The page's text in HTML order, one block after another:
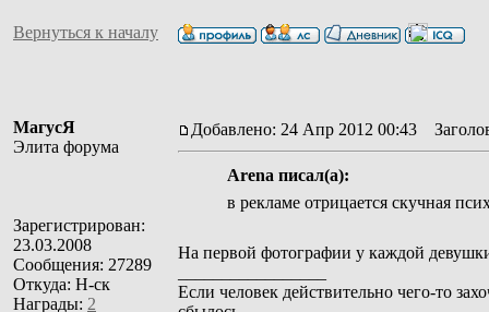
Вернуться к началу
МагусЯ
Элита форума
Зарегистрирован:
23.03.2008
Сообщения: 27289
Откуда: Н-ск
Награды: 2
Добавлено: 24 Апр 2012 00:43
Arena писал(а):
в рекламе отрицается скучная
На первой фотографии у каждой
Если человек действительно чего-то